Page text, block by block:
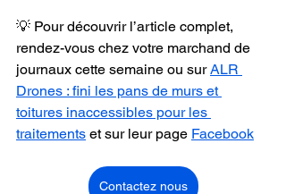
💡 Pour découvrir l’article complet,
rendez-vous chez votre marchand de
journaux cette semaine ou sur ALR
Drones : fini les pans de murs et
toitures inaccessibles pour les
traitements et sur leur page Facebook
Contactez nous